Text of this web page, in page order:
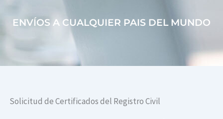
ENVÍOS A CUALQUIER PAIS DEL MUNDO
Solicitud de Certificados del Registro Civil